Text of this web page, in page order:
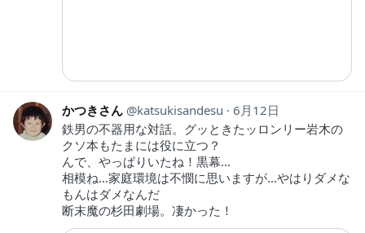
かつきさん katsukisandesu
6月12日
鉄男の不器用な対話。グッときたッロンリー岩木の
クソ本もたまには役に立つ？
んで、やっぱりいたね！黒幕…
相模ね…家庭環境は不憫に思いますが…やはりダメな
もんはダメなんだ
断末魔の杉田劇場。凄かった！